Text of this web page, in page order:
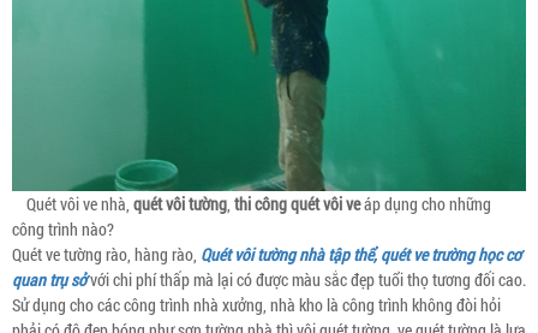
Quét vôi ve nhà, quét vôi tường, thi công quét vôi veáp dụng cho những
công trình nào?
Quét ve tường rào, hàng rào, Quét vôi tường nhà tập thể, quét ve trường học cơ
quan trụ sởvới chi phí thấp mà lại có được màu sắc đẹp tuổi thọ tương đối cao.
Sử dụng cho các công trình nhà xưởng, nhà kho là công trình không đòi hỏi